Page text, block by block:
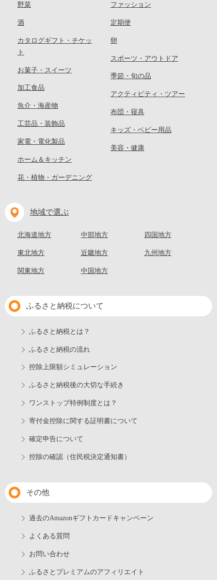
野菜
酒
カタログギフト・チケッ
ト
お菓子・スイーツ
加工食品
魚介・海産物
工芸品・装飾品
家電・電化製品
ホーム＆キッチン
花・植物・ガーデニング
ファッション
定期便
卵
スポーツ・アウトドア
季節・旬の品
アクティビティ・ツアー
布団・寝具
キッズ・ベビー用品
美容・健康
地域で選ぶ
北海道地方
東北地方
関東地方
中部地方
近畿地方
中国地方
四国地方
九州地方
ふるさと納税について
ふるさと納税とは？
ふるさと納税の流れ
控除上限額シミュレーション
ふるさと納税後の大切な手続き
ワンストップ特例制度とは？
寄付金控除に関する証明書について
確定申告について
控除の確認（住民税決定通知書）
その他
過去のAmazonギフトカードキャンペーン
よくある質問
お問い合わせ
ふるさとプレミアムのアフィリエイト